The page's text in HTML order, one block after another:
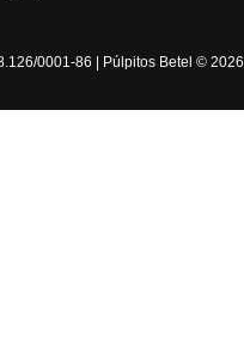
0001-86 | Púlpitos Betel © 2026